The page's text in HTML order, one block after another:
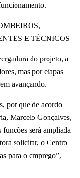
E TÉCNICOS
do projeto, a
mas por etapas,
avançando.
por que de acordo
Marcelo Gonçalves,
funções será ampliada
solicitar, o Centro
para o emprego”,